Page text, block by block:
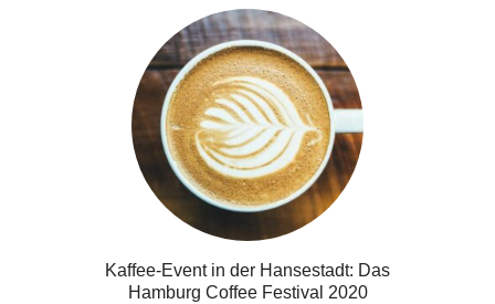
Kaffee-Event in der Hansestadt: Das
Hamburg Coffee Festival 2020